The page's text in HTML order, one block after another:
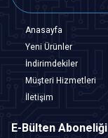
Anasayfa
Yeni Ürünler
İndirimdekiler
Müşteri Hizmetleri
İletişim
E-Bülten Aboneliği